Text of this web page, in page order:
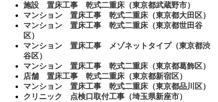
施設 置床工事 乾式二重床（東京都武蔵野市）
マンション 置床工事 乾式二重床（東京都大田区）
マンション 置床工事 乾式二重床（東京都世田谷
区）
マンション 置床工事 メゾネットタイプ（東京都渋
谷区）
マンション 置床工事 乾式二重床（東京都葛飾区）
店舗 置床工事 乾式二重床（東京都新宿区）
マンション 置床工事 乾式二重床（東京都品川区）
クリニック 点検口取付工事（埼玉県新座市）